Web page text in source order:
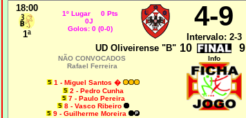
18:00
1ª
1º Lugar 0 Pts
0J
Golos: 0 (0-0)
4-9
Intervalo: 2-3
UD Oliveirense "B" 10 9
NÃO CONVOCADOS
Rafael Ferreira
1 - Miguel Santos �
2 - Pedro Cunha
7 - Paulo Pereira
8 - Vasco Ribeiro
9 - Guilherme Moreira
Info